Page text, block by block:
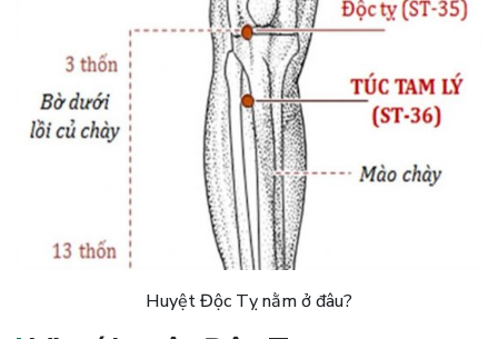
Huyệt Độc Tỵ nằm ở đâu?